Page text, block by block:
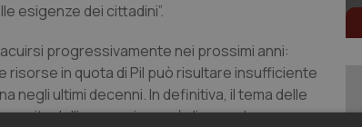
esigenze dei cittadini”.
progressivamente nei prossimi anni:
in quota di Pil può risultare insufficiente
negli ultimi decenni. In definitiva, il tema delle
dell’economia non è di agevole